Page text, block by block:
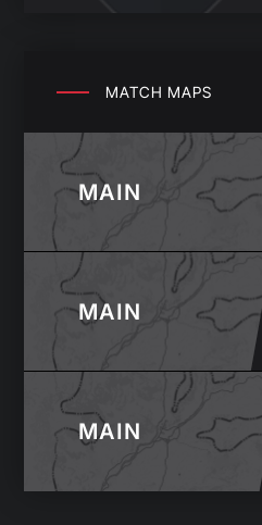
MATCH MAPS
MAIN
MAIN
MAIN